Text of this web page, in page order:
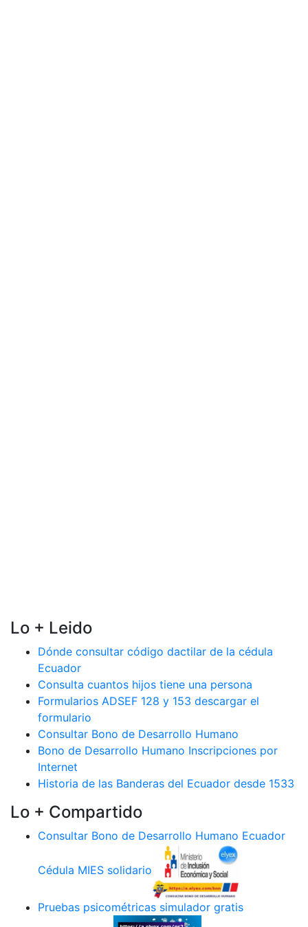
Lo + Leido
Dónde consultar código dactilar de la cédula
Ecuador
Consulta cuantos hijos tiene una persona
Formularios ADSEF 128 y 153 descargar el
formulario
Consultar Bono de Desarrollo Humano
Bono de Desarrollo Humano Inscripciones por
Internet
Historia de las Banderas del Ecuador desde 1533
Lo + Compartido
Consultar Bono de Desarrollo Humano Ecuador
Cédula MIES solidario
Pruebas psicométricas simulador gratis